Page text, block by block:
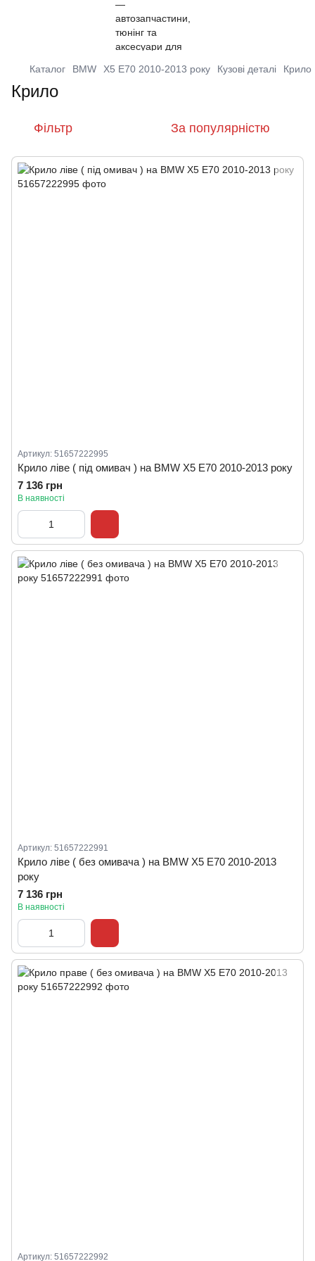
Каталог BMW X5 E70 2010-2013 року Кузові деталі Крило
Крило
Фільтр За популярністю
Артикул: 51657222995
Крило ліве ( під омивач ) на BMW X5 E70 2010-2013 року
7 136 грн
В наявності
Артикул: 51657222991
Крило ліве ( без омивача ) на BMW X5 E70 2010-2013
року
7 136 грн
В наявності
Артикул: 51657222992